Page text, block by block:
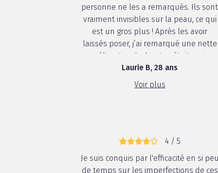
personne ne les a remarqués. Ils sont
vraiment invisibles sur la peau, ce qui
est un gros plus ! Après les avoir
laissés poser, j’ai remarqué une nette
amélioration. Le bouton était moins
rouge et avait diminué. Faciles à
appliquer et à porter, ils permettent
de traiter les ...
Laurie B, 28 ans
Voir plus
4 / 5
Je suis conquis par l'efficacité en si
de temps sur les imperfections de ces